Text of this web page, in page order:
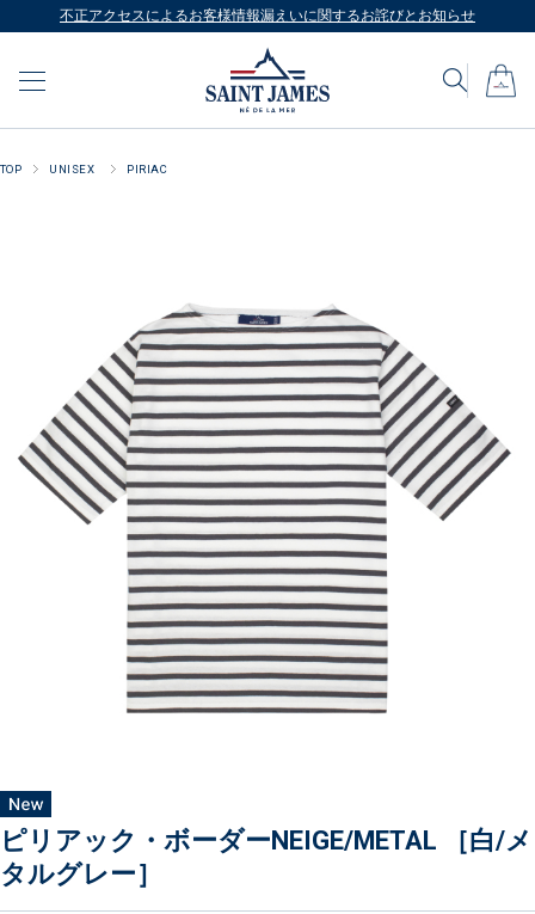
不正アクセスによるお客様情報漏えいに関するお詫びとお知らせ
TOP UNISEX PIRIAC
ピリアック・ボーダーNEIGE/METAL ［白/メ
タルグレー］